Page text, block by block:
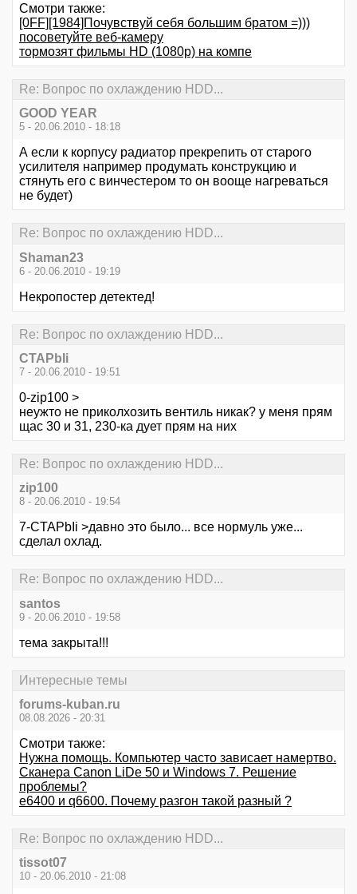
Смотри также:
[0FF][1984]Почувствуй себя большим братом =)))
посоветуйте веб-камеру
тормозят фильмы HD (1080р) на компе
Re: Вопрос по охлаждению HDD...
GOOD YEAR
5 - 20.06.2010 - 18:18
А если к корпусу радиатор прекрепить от старого
усилителя например продумать конструкцию и
стянуть его с винчестером то он вооще нагреваться
не будет)
Re: Вопрос по охлаждению HDD...
Shaman23
6 - 20.06.2010 - 19:19
Некропостер детектед!
Re: Вопрос по охлаждению HDD...
CTAPbIi
7 - 20.06.2010 - 19:51
0-zip100 >
неужто не приколхозить вентиль никак? у меня прям
щас 30 и 31, 230-ка дует прям на них
Re: Вопрос по охлаждению HDD...
zip100
8 - 20.06.2010 - 19:54
7-CTAPbIi >давно это было... все нормуль уже...
сделал охлад.
Re: Вопрос по охлаждению HDD...
santos
9 - 20.06.2010 - 19:58
тема закрыта!!!
Интересные темы
forums-kuban.ru
08.08.2026 - 20:31
Смотри также:
Нужна помощь. Компьютер часто зависает намертво.
Сканера Canon LiDe 50 и Windows 7. Решение
проблемы?
е6400 и q6600. Почему разгон такой разный ?
Re: Вопрос по охлаждению HDD...
tissot07
10 - 20.06.2010 - 21:08